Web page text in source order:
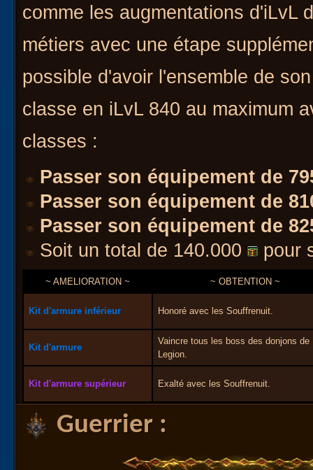
comme les augmentations d'iLvL
métiers avec une étape
possible d'avoir l'ensemble de
classe en iLvL 840 au maximum
classes :
Passer son équipement de
Passer son équipement de
Passer son équipement de
Soit un total de 140.000
pour
~ AMELIORATION ~ ~ OBTENTION ~
Kit d'armure inférieur Honoré avec les Souffrenuit.
Kit d'armure
Vaincre tous les boss des donjons de
Legion.
Kit d'armure supérieur Exalté avec les Souffrenuit.
Guerrier :